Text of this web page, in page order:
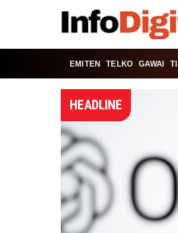
EMITEN TELKO GAWAI TI
HEADLINE